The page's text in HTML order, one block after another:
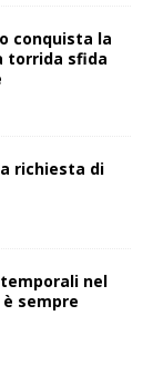
conquista la
torrida sfida
richiesta di
nel
sempre